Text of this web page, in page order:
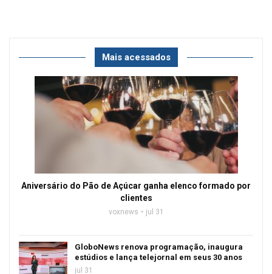
Mais acessados
Aniversário do Pão de Açúcar ganha elenco formado por
clientes
voxnews jul 31
GloboNews renova programação, inaugura
estúdios e lança telejornal em seus 30 anos
jul 31